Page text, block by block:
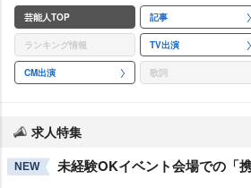
芸能人TOP 記事
ランキング情報 TV出演
CM出演 歌詞
求人特集
NEW 未経験OKイベント会場での「